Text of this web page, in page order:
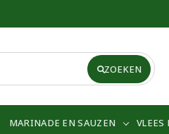
ZOEKEN
MARINADE EN SAUZEN VLEES